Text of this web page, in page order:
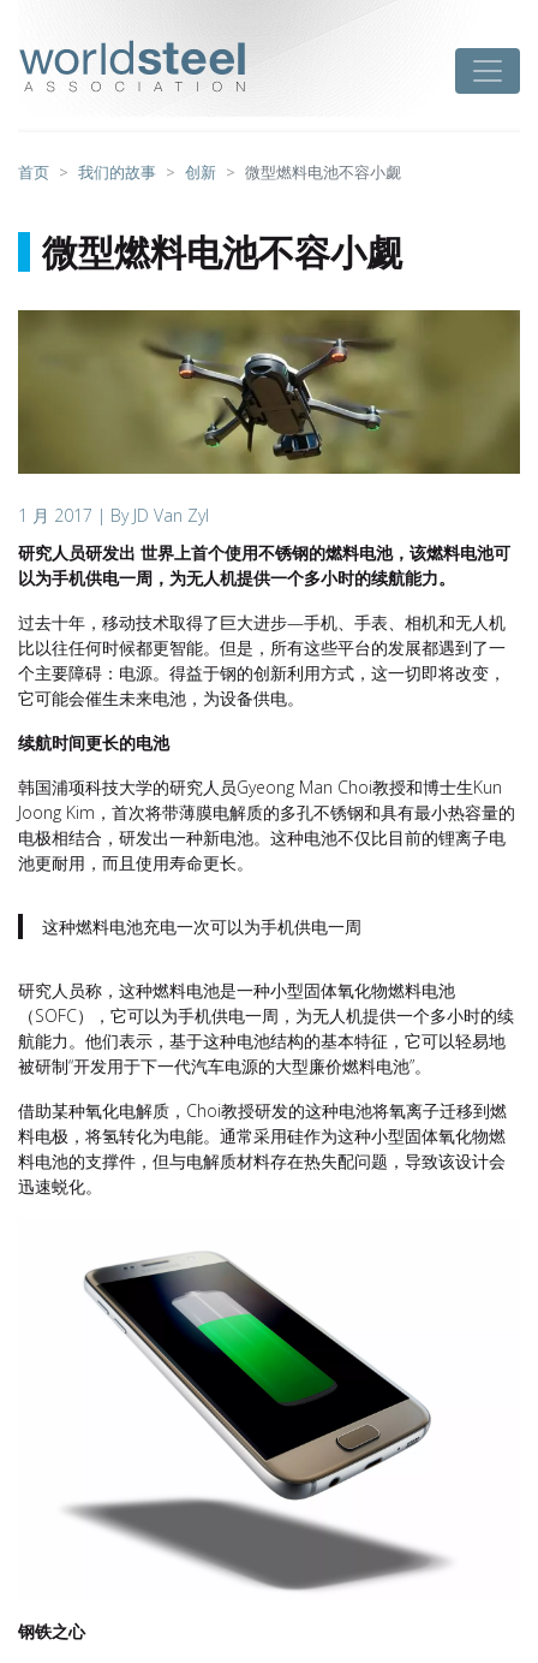
首页 我们的故事 创新 微型燃料电池不容小觑
微型燃料电池不容小觑
1 月 2017 | By JD Van Zyl
研究人员研发出 世界上首个使用不锈钢的燃料电池，该燃料电池可
以为手机供电一周，为无人机提供一个多小时的续航能力。
过去十年，移动技术取得了巨大进步—手机、手表、相机和无人机
比以往任何时候都更智能。但是，所有这些平台的发展都遇到了一
个主要障碍：电源。得益于钢的创新利用方式，这一切即将改变，
它可能会催生未来电池，为设备供电。
续航时间更长的电池
韩国浦项科技大学的研究人员Gyeong Man Choi教授和博士生Kun
Joong Kim，首次将带薄膜电解质的多孔不锈钢和具有最小热容量的
电极相结合，研发出一种新电池。这种电池不仅比目前的锂离子电
池更耐用，而且使用寿命更长。
这种燃料电池充电一次可以为手机供电一周
研究人员称，这种燃料电池是一种小型固体氧化物燃料电池
（SOFC），它可以为手机供电一周，为无人机提供一个多小时的续
航能力。他们表示，基于这种电池结构的基本特征，它可以轻易地
被研制“开发用于下一代汽车电源的大型廉价燃料电池”。
借助某种氧化电解质，Choi教授研发的这种电池将氧离子迁移到燃
料电极，将氢转化为电能。通常采用硅作为这种小型固体氧化物燃
料电池的支撑件，但与电解质材料存在热失配问题，导致该设计会
迅速蜕化。
钢铁之心